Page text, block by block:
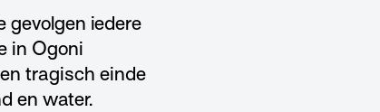
gevolgen iedere
in Ogoni
tragisch einde
en water.